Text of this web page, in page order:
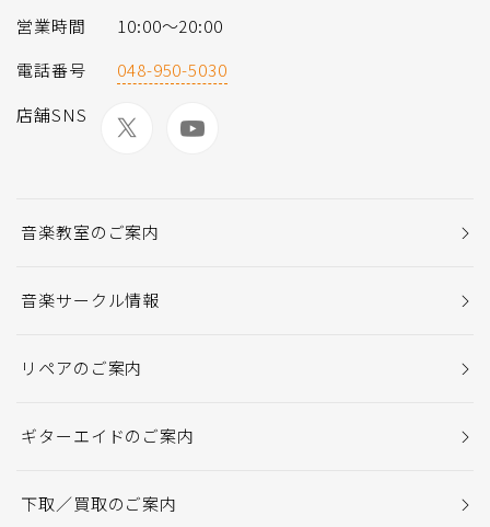
営業時間
10:00～20:00
電話番号
048-950-5030
店舗SNS
音楽教室のご案内
音楽サークル情報
リペアのご案内
ギターエイドのご案内
下取／買取のご案内